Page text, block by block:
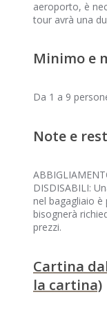
aeroporto, è
tour avrà una
Minimo e
Da 1 a 9
Note e
DISDISABILI:
nel bagagliaio
bisognerà
prezzi.
Cartina
la cartina)